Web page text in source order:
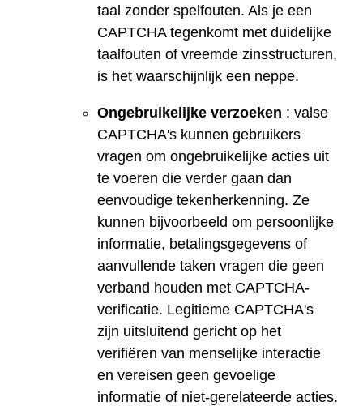
taal zonder spelfouten. Als je een
CAPTCHA tegenkomt met duidelijke
taalfouten of vreemde zinsstructuren,
is het waarschijnlijk een neppe.
Ongebruikelijke verzoeken : valse
CAPTCHA's kunnen gebruikers
vragen om ongebruikelijke acties uit
te voeren die verder gaan dan
eenvoudige tekenherkenning. Ze
kunnen bijvoorbeeld om persoonlijke
informatie, betalingsgegevens of
aanvullende taken vragen die geen
verband houden met CAPTCHA-
verificatie. Legitieme CAPTCHA's
zijn uitsluitend gericht op het
verifiëren van menselijke interactie
en vereisen geen gevoelige
informatie of niet-gerelateerde acties.